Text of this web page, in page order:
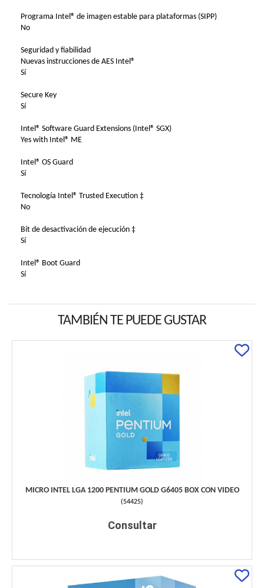
Programa Intel® de imagen estable para plataformas (SIPP)
No
Seguridad y fiabilidad
Nuevas instrucciones de AES Intel®
Sí
Secure Key
Sí
Intel® Software Guard Extensions (Intel® SGX)
Yes with Intel® ME
Intel® OS Guard
Sí
Tecnología Intel® Trusted Execution ‡
No
Bit de desactivación de ejecución ‡
Sí
Intel® Boot Guard
Sí
TAMBIÉN TE PUEDE GUSTAR
MICRO INTEL LGA 1200 PENTIUM GOLD G6405 BOX CON VIDEO
(54425)
Consultar